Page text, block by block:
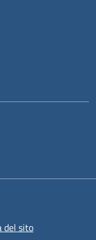
del sito